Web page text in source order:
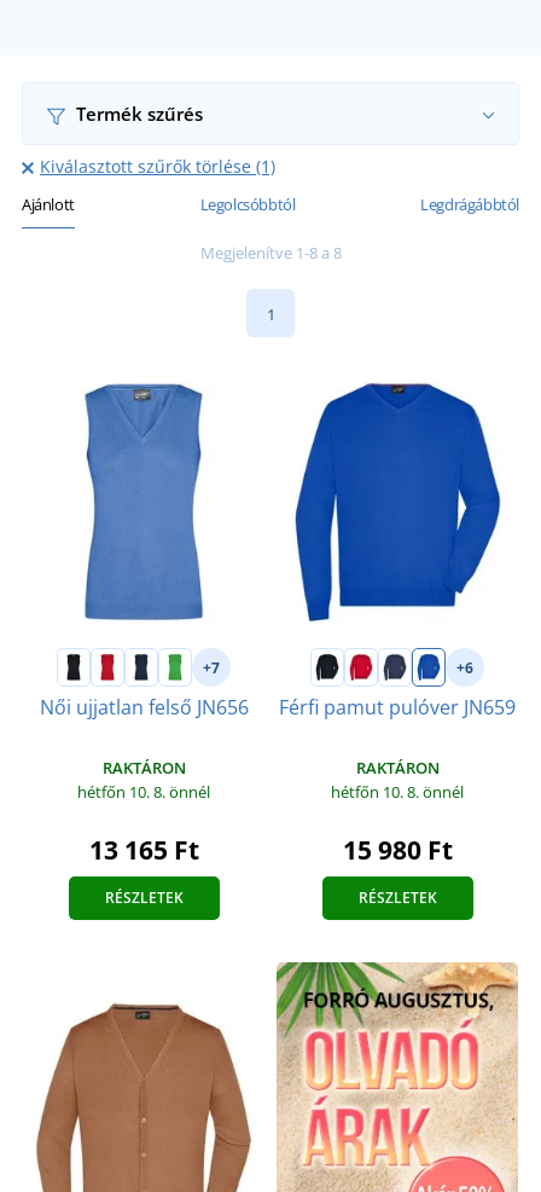
Termék szűrés
Kiválasztott szűrők törlése (1)
Ajánlott Legolcsóbbtól Legdrágábbtól
Megjelenítve 1-8 a 8
1
+7
Női ujjatlan felső JN656
RAKTÁRON
hétfőn 10. 8.önnél
13 165 Ft
RÉSZLETEK
+6
Férfi pamut pulóver JN659
RAKTÁRON
hétfőn 10. 8.önnél
15 980 Ft
RÉSZLETEK